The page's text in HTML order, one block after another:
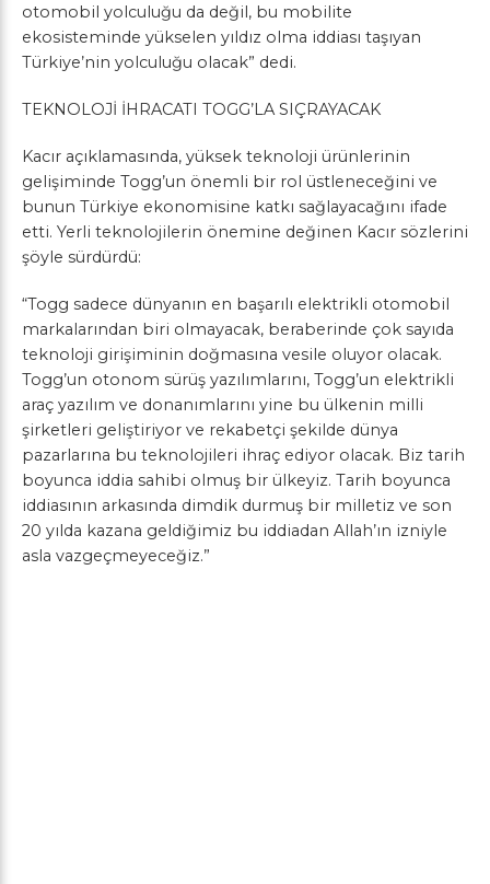
otomobil yolculuğu da değil, bu mobilite
ekosisteminde yükselen yıldız olma iddiası taşıyan
Türkiye’nin yolculuğu olacak” dedi.
TEKNOLOJİ İHRACATI TOGG’LA SIÇRAYACAK
Kacır açıklamasında, yüksek teknoloji ürünlerinin
gelişiminde Togg’un önemli bir rol üstleneceğini ve
bunun Türkiye ekonomisine katkı sağlayacağını ifade
etti. Yerli teknolojilerin önemine değinen Kacır sözlerini
şöyle sürdürdü:
“Togg sadece dünyanın en başarılı elektrikli otomobil
markalarından biri olmayacak, beraberinde çok sayıda
teknoloji girişiminin doğmasına vesile oluyor olacak.
Togg’un otonom sürüş yazılımlarını, Togg’un elektrikli
araç yazılım ve donanımlarını yine bu ülkenin milli
şirketleri geliştiriyor ve rekabetçi şekilde dünya
pazarlarına bu teknolojileri ihraç ediyor olacak. Biz tarih
boyunca iddia sahibi olmuş bir ülkeyiz. Tarih boyunca
iddiasının arkasında dimdik durmuş bir milletiz ve son
20 yılda kazana geldiğimiz bu iddiadan Allah’ın izniyle
asla vazgeçmeyeceğiz.”